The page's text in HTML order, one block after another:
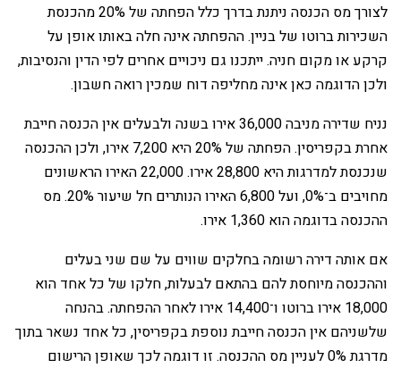
‏לצורך מס הכנסה ניתנת בדרך כלל הפחתה של 20% מהכנסת
השכירות ברוטו של בניין. ההפחתה אינה חלה באותו אופן על
קרקע או מקום חניה. ייתכנו גם ניכויים אחרים לפי הדין והנסיבות,
ולכן הדוגמה כאן אינה מחליפה דוח שמכין רואה חשבון.
‏נניח שדירה מניבה 36,000 אירו בשנה ולבעלים אין הכנסה חייבת
אחרת בקפריסין. הפחתה של 20% היא 7,200 אירו, ולכן ההכנסה
שנכנסת למדרגות היא 28,800 אירו. 22,000 האירו הראשונים
מחויבים ב־0%, ועל 6,800 האירו הנותרים חל שיעור 20%. מס
ההכנסה בדוגמה הוא 1,360 אירו.
‏אם אותה דירה רשומה בחלקים שווים על שם שני בעלים
וההכנסה מיוחסת להם בהתאם לבעלות, חלקו של כל אחד הוא
18,000 אירו ברוטו ו־14,400 אירו לאחר ההפחתה. בהנחה
שלשניהם אין הכנסה חייבת נוספת בקפריסין, כל אחד נשאר בתוך
מדרגת 0% לעניין מס ההכנסה. זו דוגמה לכך שאופן הרישום